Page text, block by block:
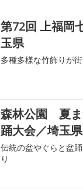
第72回 上福岡
玉県
多種多様な竹飾りが
森林公園 夏ま
踊大会／埼玉県
伝統の盆やぐらと盆
り